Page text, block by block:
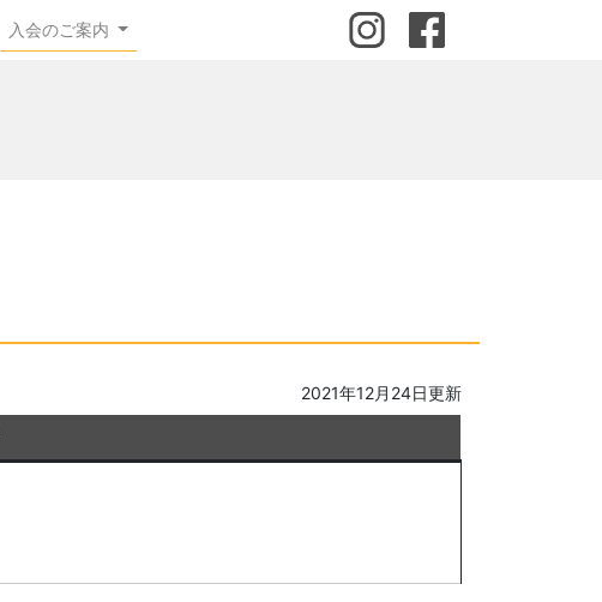
入会のご案内
2021年12月24日更新